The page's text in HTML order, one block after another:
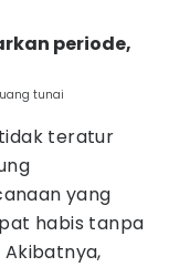
periode,
tunai
teratur
yang
habis tanpa